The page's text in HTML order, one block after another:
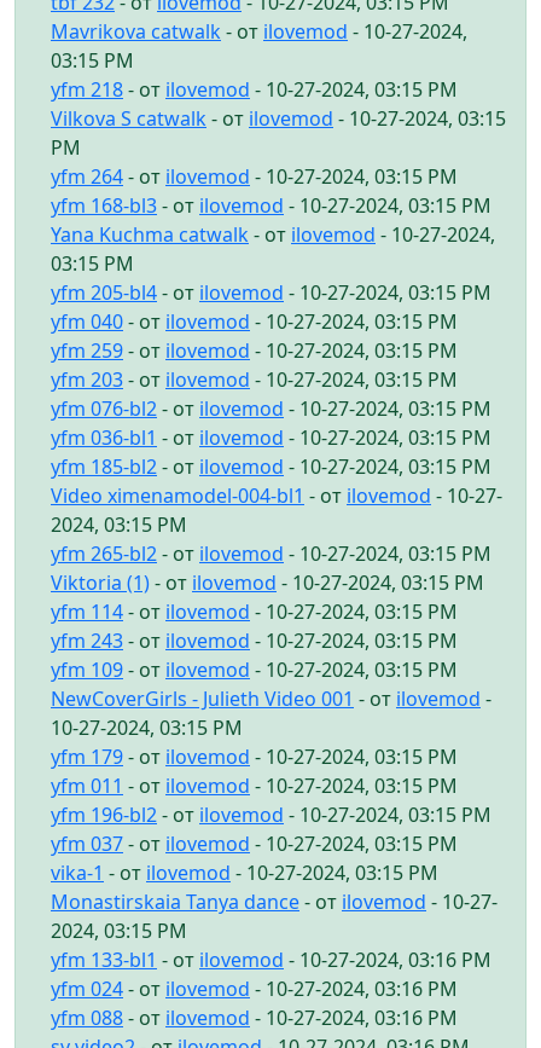
Mavrikova catwalk - от ilovemod - 10-27-2024,
03:15 PM
yfm 218- от ilovemod - 10-27-2024, 03:15 PM
Vilkova S catwalk - от ilovemod - 10-27-2024, 03:15
PM
yfm 264- от ilovemod - 10-27-2024, 03:15 PM
yfm 168-bl3- от ilovemod - 10-27-2024, 03:15 PM
Yana Kuchma catwalk - от ilovemod - 10-27-2024,
03:15 PM
yfm 205-bl4- от ilovemod - 10-27-2024, 03:15 PM
yfm 040- от ilovemod - 10-27-2024, 03:15 PM
yfm 259- от ilovemod - 10-27-2024, 03:15 PM
yfm 203- от ilovemod - 10-27-2024, 03:15 PM
yfm 076-bl2- от ilovemod - 10-27-2024, 03:15 PM
yfm 036-bl1 - от ilovemod - 10-27-2024, 03:15 PM
yfm 185-bl2- от ilovemod - 10-27-2024, 03:15 PM
Video ximenamodel-004-bl1 - от ilovemod - 10-27-
2024, 03:15 PM
yfm 265-bl2- от ilovemod - 10-27-2024, 03:15 PM
Viktoria (1)- от ilovemod - 10-27-2024, 03:15 PM
yfm 114- от ilovemod - 10-27-2024, 03:15 PM
yfm 243- от ilovemod - 10-27-2024, 03:15 PM
yfm 109- от ilovemod - 10-27-2024, 03:15 PM
NewCoverGirls - Julieth Video 001 - от ilovemod -
10-27-2024, 03:15 PM
yfm 179- от ilovemod - 10-27-2024, 03:15 PM
yfm 011 - от ilovemod - 10-27-2024, 03:15 PM
yfm 196-bl2- от ilovemod - 10-27-2024, 03:15 PM
yfm 037- от ilovemod - 10-27-2024, 03:15 PM
vika-1 - от ilovemod - 10-27-2024, 03:15 PM
Monastirskaia Tanya dance- от ilovemod - 10-27-
2024, 03:15 PM
yfm 133-bl1 - от ilovemod - 10-27-2024, 03:16 PM
yfm 024- от ilovemod - 10-27-2024, 03:16 PM
yfm 088- от ilovemod - 10-27-2024, 03:16 PM